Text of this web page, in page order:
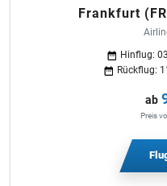
Frankfurt
Hinflug:
Rückflug:
ab
Preis